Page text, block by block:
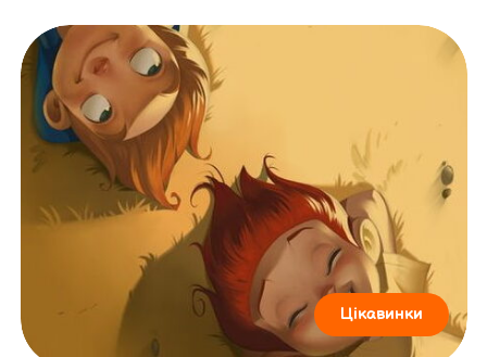
Цікавинки